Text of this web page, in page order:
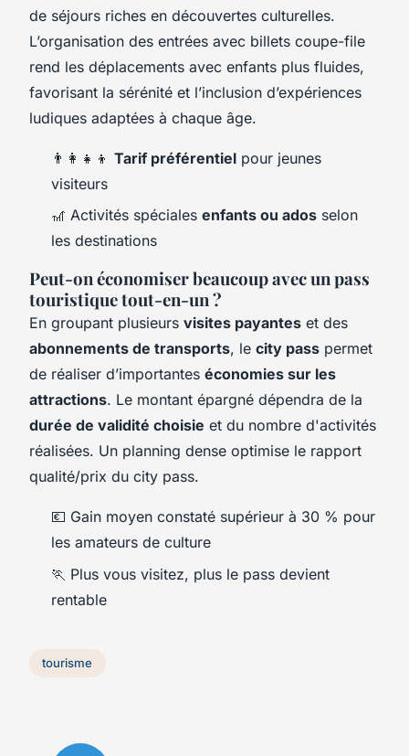
de séjours riches en découvertes culturelles.
L’organisation des entrées avec billets coupe-file
rend les déplacements avec enfants plus fluides,
favorisant la sérénité et l’inclusion d’expériences
ludiques adaptées à chaque âge.
👨‍👩‍👧‍👦 Tarif préférentiel pour jeunes
visiteurs
🎢 Activités spéciales enfants ou ados selon
les destinations
Peut-on économiser beaucoup avec un pass
touristique tout-en-un ?
En groupant plusieurs visites payantes et des
abonnements de transports, le city pass permet
de réaliser d’importantes économies sur les
attractions. Le montant épargné dépendra de la
durée de validité choisie et du nombre d'activités
réalisées. Un planning dense optimise le rapport
qualité/prix du city pass.
💶 Gain moyen constaté supérieur à 30 % pour
les amateurs de culture
🏃 Plus vous visitez, plus le pass devient
rentable
tourisme